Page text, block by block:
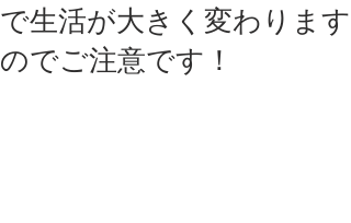
で生活が大きく変わります
のでご注意です！